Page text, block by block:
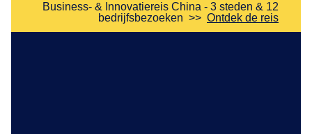
Business- & Innovatiereis China - 3 steden & 12
bedrijfsbezoeken >> Ontdek de reis